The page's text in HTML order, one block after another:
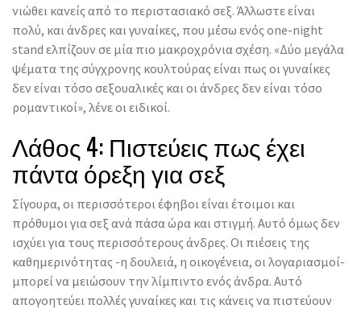
νιώθει κανείς από το περιστασιακό σεξ. Άλλωστε είναι
πολύ, και άνδρες και γυναίκες, που μέσω ενός one-night
stand ελπίζουν σε μία πιο μακροχρόνια σχέση. «Δύο μεγάλα
ψέματα της σύγχρονης κουλτούρας είναι πως οι γυναίκες
δεν είναι τόσο σεξουαλικές και οι άνδρες δεν είναι τόσο
ρομαντικοί», λένε οι ειδικοί.
Λάθος 4: Πιστεύεις πως έχει
πάντα όρεξη για σεξ
Σίγουρα, οι περισσότεροι έφηβοι είναι έτοιμοι και
πρόθυμοι για σεξ ανά πάσα ώρα και στιγμή. Αυτό όμως δεν
ισχύει για τους περισσότερους άνδρες. Οι πιέσεις της
καθημερινότητας -η δουλειά, η οικογένεια, οι λογαριασμοί-
μπορεί να μειώσουν την λίμπιντο ενός άνδρα. Αυτό
απογοητεύει πολλές γυναίκες και τις κάνεις να πιστεύουν